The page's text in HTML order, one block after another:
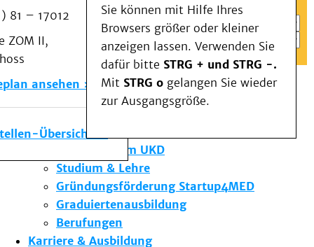
81 – 17012
ZOM II,
ansehen
Übersicht
Sie können mit Hilfe Ihres
Browsers größer oder kleiner
anzeigen lassen. Verwenden Sie
dafür bitte STRG + und STRG -.
Mit STRG o gelangen Sie wieder
zur Ausgangsgröße.
Als Patient am UKD
Beratung und Unterstützung
Veranstaltungen
Kommunikation im Medizinwesen (KIM)
Notfall
Forschung & Lehre
Die Institute des UKD
Forschung am UKD
Studium & Lehre
Gründungsförderung Startup4MED
Graduiertenausbildung
Berufungen
Karriere & Ausbildung